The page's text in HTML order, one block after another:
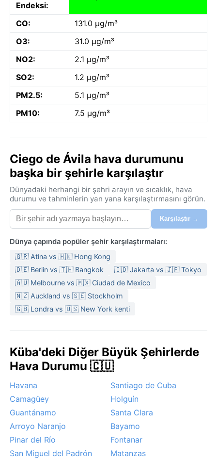
Endeksi:
CO:
131.0 µg/m³
O3:
31.0 µg/m³
NO2:
2.1 µg/m³
SO2:
1.2 µg/m³
PM2.5:
5.1 µg/m³
PM10:
7.5 µg/m³
Ciego de Ávila hava durumunu
başka bir şehirle karşılaştır
Dünyadaki herhangi bir şehri arayın ve sıcaklık, hava
durumu ve tahminlerin yan yana karşılaştırmasını görün.
Karşılaştır →
Dünya çapında popüler şehir karşılaştırmaları:
🇬🇷 Atina vs 🇭🇰 Hong Kong
🇩🇪 Berlin vs 🇹🇭 Bangkok
🇮🇩 Jakarta vs 🇯🇵 Tokyo
🇦🇺 Melbourne vs 🇲🇽 Ciudad de Mexico
🇳🇿 Auckland vs 🇸🇪 Stockholm
🇬🇧 Londra vs 🇺🇸 New York kenti
Küba'deki Diğer Büyük Şehirlerde
Hava Durumu 🇨🇺
Havana
Santiago de Cuba
Camagüey
Holguín
Guantánamo
Santa Clara
Arroyo Naranjo
Bayamo
Pinar del Río
Fontanar
San Miguel del Padrón
Matanzas